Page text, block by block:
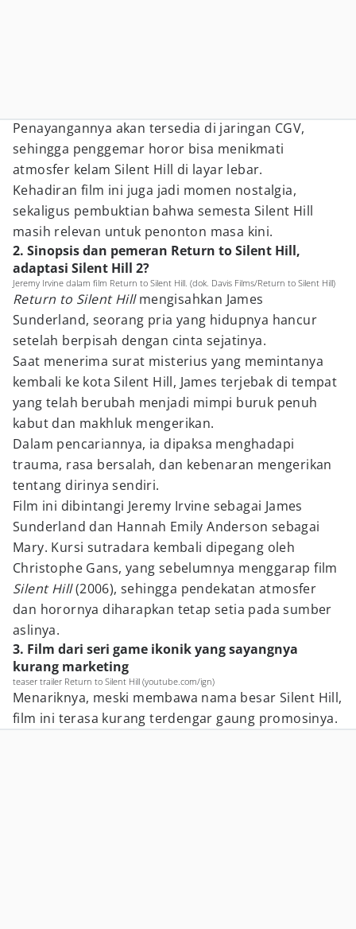
Penayangannya akan tersedia di jaringan CGV,
sehingga penggemar horor bisa menikmati
atmosfer kelam Silent Hill di layar lebar.
Kehadiran film ini juga jadi momen nostalgia,
sekaligus pembuktian bahwa semesta Silent Hill
masih relevan untuk penonton masa kini.
2. Sinopsis dan pemeran Return to Silent Hill,
adaptasi Silent Hill 2?
Jeremy Irvine dalam film Return to Silent Hill. (dok. Davis Films/Return to Silent Hill)
Return to Silent Hillmengisahkan James
Sunderland, seorang pria yang hidupnya hancur
setelah berpisah dengan cinta sejatinya.
Saat menerima surat misterius yang memintanya
kembali ke kota Silent Hill, James terjebak di tempat
yang telah berubah menjadi mimpi buruk penuh
kabut dan makhluk mengerikan.
Dalam pencariannya, ia dipaksa menghadapi
trauma, rasa bersalah, dan kebenaran mengerikan
tentang dirinya sendiri.
Film ini dibintangi Jeremy Irvine sebagai James
Sunderland dan Hannah Emily Anderson sebagai
Mary. Kursi sutradara kembali dipegang oleh
Christophe Gans, yang sebelumnya menggarap film
Silent Hill(2006), sehingga pendekatan atmosfer
dan horornya diharapkan tetap setia pada sumber
aslinya.
3. Film dari seri game ikonik yang sayangnya
kurang marketing
teaser trailer Return to Silent Hill (youtube.com/ign)
Menariknya, meski membawa nama besar Silent Hill,
film ini terasa kurang terdengar gaung promosinya.